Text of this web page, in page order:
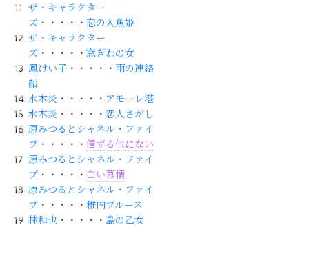
ザ・キャラクター
ズ ・・・・・恋の人魚姫
ザ・キャラクター
ズ ・・・・・窓ぎわの女
鳳けい子 ・・・・・ 雨の連絡
船
水木炎 ・・・・・ アモーレ港
水木炎 ・・・・・恋人さがし
原みつるとシャネル・ファイ
ブ ・・・・・信ずる他にない
原みつるとシャネル・ファイ
ブ ・・・・・ 白い慕情
原みつるとシャネル・ファイ
ブ ・・・・・稚内ブルース
林和也 ・・・・・ 島の乙女